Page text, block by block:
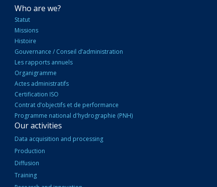
NAVIGATION
PRINCIPALE
Who are we?
Statut
Missions
Histoire
Gouvernance / Conseil d’administration
Les rapports annuels
Organigramme
Actes administratifs
Certification ISO
Contrat d’objectifs et de performance
Programme national d'hydrographie (PNH)
Our activities
Data acquisition and processing
Production
Diffusion
Training